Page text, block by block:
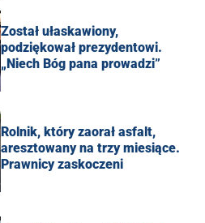
Został ułaskawiony,
podziękował prezydentowi.
„Niech Bóg pana prowadzi”
Rolnik, który zaorał asfalt,
aresztowany na trzy miesiące.
Prawnicy zaskoczeni